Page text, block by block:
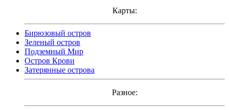
Карты:
Бирюзовый остров
Зеленый остров
Подземный Мир
Остров Крови
Затерянные острова
Разное: